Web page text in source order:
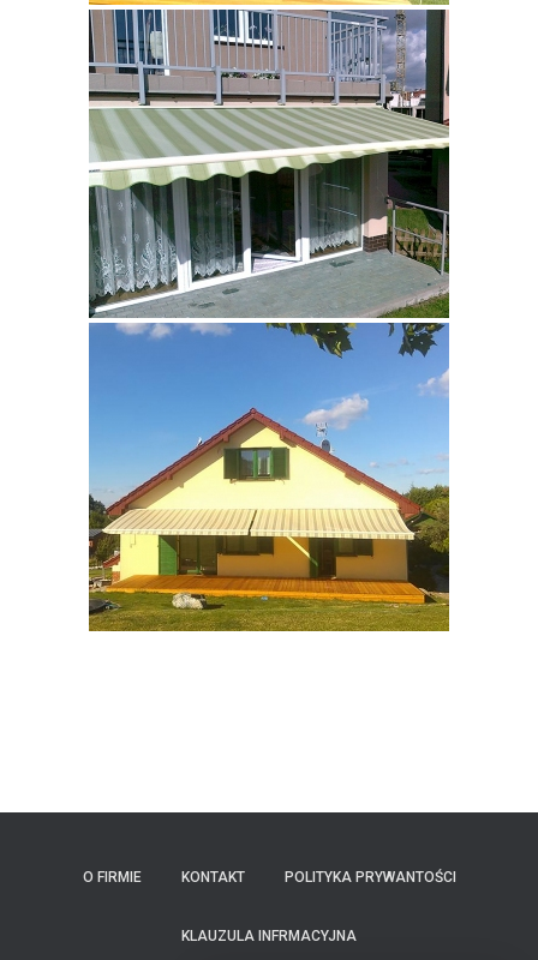
O FIRMIE KONTAKT POLITYKA PRYWANTOŚCI
KLAUZULA INFRMACYJNA